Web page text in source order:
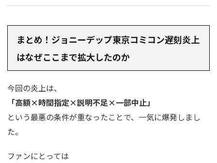
まとめ！ジョニーデップ東京コミコン遅刻炎上
はなぜここまで拡大したのか
今回の炎上は、
「高額×時間指定×説明不足×一部中止」
という最悪の条件が重なったことで、一気に爆発しまし
た。
ファンにとっては